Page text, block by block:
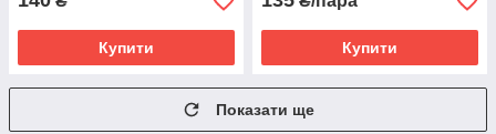
Купити Купити
Показати ще